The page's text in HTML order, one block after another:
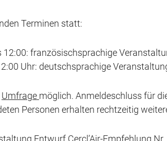
Terminen statt:
12:00: französischsprachige
Uhr: deutschsprachige
Umfrage möglich. Anmeldeschluss für
Personen erhalten rechtzeitig
Entwurf Cercl’Air-Empfehlung